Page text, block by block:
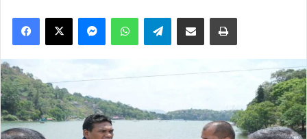
Facebook
X MessengerWhatsAppTelegramShare via Email Print